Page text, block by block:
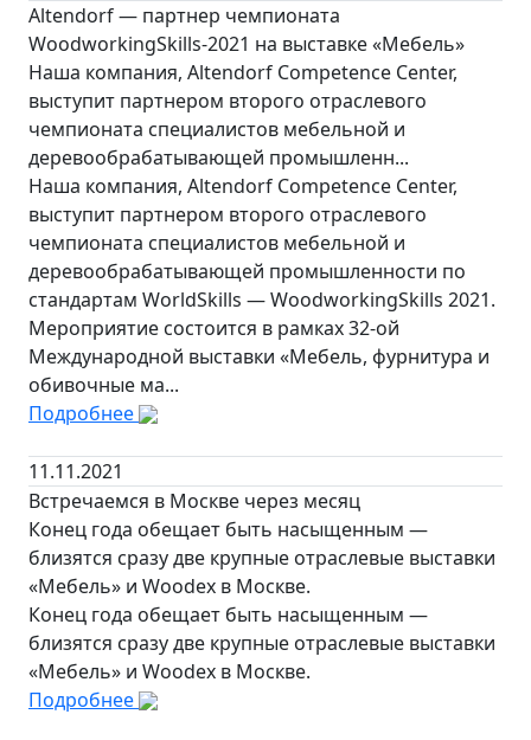
Altendorf — партнер чемпионата
WoodworkingSkills-2021 на выставке «Мебель»
Наша компания, Altendorf Competence Center,
выступит партнером второго отраслевого
чемпионата специалистов мебельной и
деревообрабатывающей промышленн...
Наша компания, Altendorf Competence Center,
выступит партнером второго отраслевого
чемпионата специалистов мебельной и
деревообрабатывающей промышленности по
стандартам WorldSkills — WoodworkingSkills 2021.
Мероприятие состоится в рамках 32-ой
Международной выставки «Мебель, фурнитура и
обивочные ма...
Подробнее
11.11.2021
Встречаемся в Москве через месяц
Конец года обещает быть насыщенным —
близятся сразу две крупные отраслевые выставки
«Мебель» и Woodex в Москве.
Конец года обещает быть насыщенным —
близятся сразу две крупные отраслевые выставки
«Мебель» и Woodex в Москве.
Подробнее